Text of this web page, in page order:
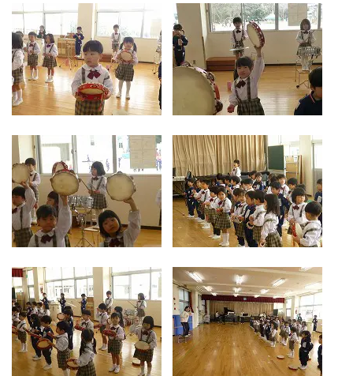
お気軽にご相談ください
メールでお問合せ
24時間年中いつでもお気軽に
072-793-5381
月~金 10:00-18:00